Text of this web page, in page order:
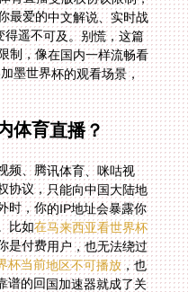
体育直播？
频、腾讯体育、咪咕视
议，只能向中国大陆地
，你的IP地址会暴露你
比如在马来西亚看世界杯
是付费用户，也无法绕过
杯当前地区不可播放，也
是同样的道理。这时候，一个靠谱的回国加速器就成了关